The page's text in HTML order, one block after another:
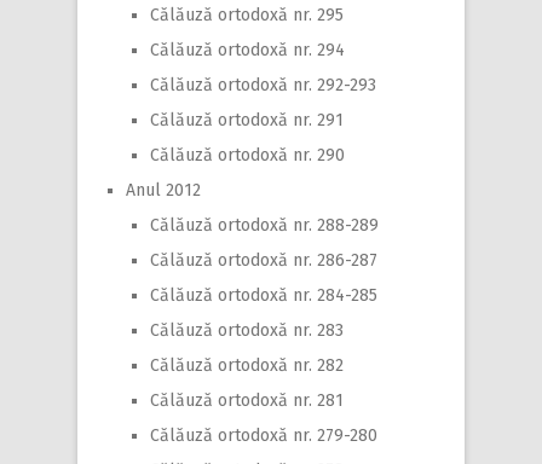
Călăuză ortodoxă nr. 295
Călăuză ortodoxă nr. 294
Călăuză ortodoxă nr. 292-293
Călăuză ortodoxă nr. 291
Călăuză ortodoxă nr. 290
Anul 2012
Călăuză ortodoxă nr. 288-289
Călăuză ortodoxă nr. 286-287
Călăuză ortodoxă nr. 284-285
Călăuză ortodoxă nr. 283
Călăuză ortodoxă nr. 282
Călăuză ortodoxă nr. 281
Călăuză ortodoxă nr. 279-280